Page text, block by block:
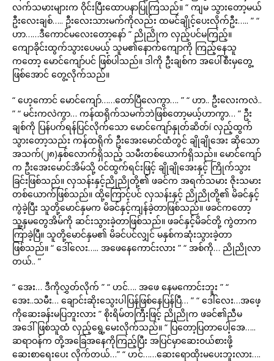
လက်သမားများက ဝိုင်းပြီးထောပနာပြုကြသည်။ “ ကျမ သွားတော့မယ်
ဦးလေးချစ်….. ဦးလေးသားမက်ကိုလည်း ထမင်ချိုင့်ပေးလိုက်ဦး….. ” “
ဟာ……ဒီကောင်မလေးတော့နော် ” ညိုညိုက လှည့်ပင်မကြည့်။
ကျောခိုင်းထွက်သွားပေမယ့် သူမ၏နောက်ကျောကို ကြည့်နေသူ
ကတော့ မောင်ကျော်ပင် ဖြစ်ပါသည်။ ဒါကို ဦးချစ်က အပေါ်စီးမှတွေ့
ဖြစ်အောင် တွေ့လိုက်သည်။
“ ဟေ့ကောင် မောင်ကျော်……တော်ပြီလေကွာ…. ” “ ဟာ.. ဦးလေးကလဲ..
” “ မင်းကလဲကွာ… ကန်ထရိုက်သမက်ဘဲဖြစ်တော့မယ့်ဟာကွာ… ” ဦး
ချစ်ကို ပြန်ပက်ရန်ပြင်လိုက်သော မောင်ကျော်နှုတ်ဆိတ်í လှည့်ထွက်
သွားတော့သည်း ကန်ထရိုက် ဦးအေးမောင်ထံတွင် ချိုချိုအေး ဆိုသော
အသက်(၂၈)နှစ်လောက်ရှိသည့် သမီးတစ်ယောက်ရှိသည်။ မောင်ကျော်
က ဦးအေးမောင်အိမ်သို့ ဝင်ထွက်ရင်းဖြင့် ချိုချိုအေးနှင့် ကြိုက်သွား
ခြင်းဖြစ်သည်။ လှသန်းနှင့်ညိုညိုတို့၏ ဖခင်က အရက်သမား ဇိုးသမား
တစ်ယောက်ဖြစ်သည်။ ထို့ကြောင့်ပင် လှသန်းနှင့် ညိုညိုတို့၏ မိခင်နှင့်
ကွဲခဲ့ပြီး သူတို့မောင်နှမက မိခင်နှင့်ကျန်ခဲ့တာဖြစ်သည်။ ဖခင်ကတော့
သူ့နှမတွေအိမ်ကို ဆင်းသွားခဲ့တာဖြစ်သည်။ ဖခင်နှင့်မိခင်တို့ ကွဲတာက
ကြာခဲ့ပြီ။ သူတို့မောင်နှမ၏ မိခင်ပင်လျှင် မနှစ်ကဆုံးသွားခဲ့တာ
ဖြစ်သည်။ “ ဒေါ်လေး….. အဖေနေကောင်းလား ” “ အစ်ကို… ညိုညိုလာ
တယ်.. ”
“ အေး… ဒီကိုလွှတ်လိုက် ” “ ဟင်…. အဖေ နေမကောင်းဘူး ” “
အေး..သမီး… ချောင်းဆိုးသွေးပါပြန်ဖြစ်နေပြန်ပြီ… ” “ ဒေါ်လေး…အဖေ့
ကိုဆေးခန်းမပြဘူးလား ” စိုးရိမ်တကြီးဖြင့် ညိုညိုက ဖခင်၏ညီမ
အဒေါ်ဖြစ်သူထံ လှည့်ရွေ့မေးလိုက်သည်။ “ ပြတော့ပြတာပေါ့အေ…..
ဆရာဝန်က တို့အခြေအနေကိုကြည့်ပြီး အပြင်မှာဆေးဝယ်စားဖို့
ဆေးစာရေးပေး လိုက်တယ်…” “ ဟင်……ဆေးရောထိုးမပေးဘူးလား….